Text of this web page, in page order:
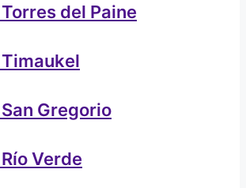
del Paine
Gregorio
Verde